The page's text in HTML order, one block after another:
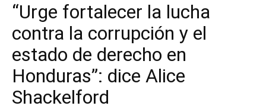
“Urge fortalecer la lucha
contra la corrupción y el
estado de derecho en
Honduras”: dice Alice
Shackelford